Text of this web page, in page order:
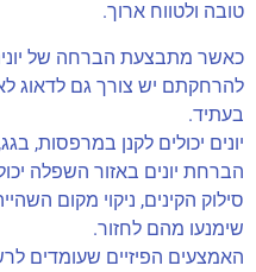
טובה ולטווח ארוך.
כאשר מתבצעת הברחה של
להרחקתם יש צורך גם לדאוג
בעתיד.
יונים יכולים לקנן במרפסות,
הברחת יונים באזור השפלה
סילוק הקינים, ניקוי מקום
שימנעו מהם לחזור.
האמצעים הפיזיים שעומדים